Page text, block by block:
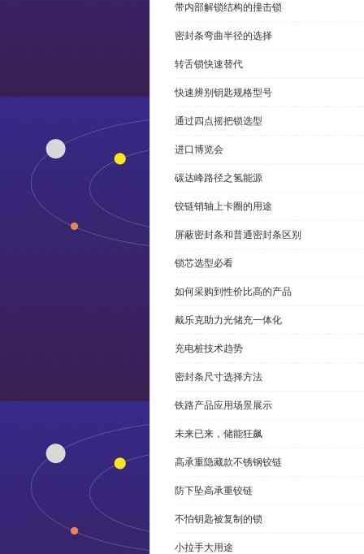
带内部解锁结构的撞击锁
密封条弯曲半径的选择
转舌锁快速替代
快速辨别钥匙规格型号
通过四点摇把锁选型
进口博览会
碳达峰路径之氢能源
铰链销轴上卡圈的用途
屏蔽密封条和普通密封条区别
锁芯选型必看
如何采购到性价比高的产品
戴乐克助力光储充一体化
充电桩技术趋势
密封条尺寸选择方法
铁路产品应用场景展示
未来已来，储能狂飙
高承重隐藏款不锈钢铰链
防下坠高承重铰链
不怕钥匙被复制的锁
小拉手大用途